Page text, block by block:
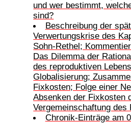
und wer bestimmt,
sind?
Beschreibung der
Verwertungskrise des
Sohn-Rethel;
Das Dilemma der
des reproduktiven
Globalisierung;
Fixkosten; Folge einer
Absenken der Fixkosten
Vergemeinschaftung
Chronik-Einträge am